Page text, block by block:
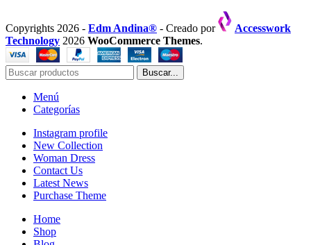
Copyrights 2026 - Edm Andina® - Creado por
Accesswork
Technology 2026 WooCommerce Themes.
Buscar...
Menú
Categorías
Instagram profile
New Collection
Woman Dress
Contact Us
Latest News
Purchase Theme
Home
Shop